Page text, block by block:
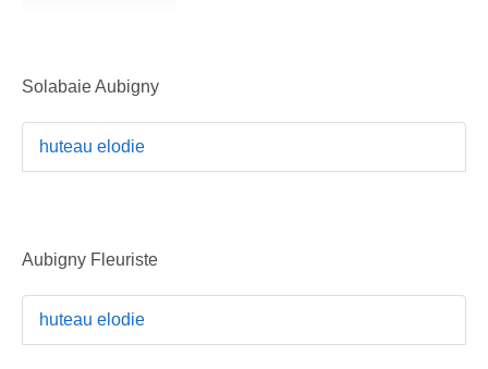
Solabaie Aubigny
huteau elodie
Aubigny Fleuriste
huteau elodie